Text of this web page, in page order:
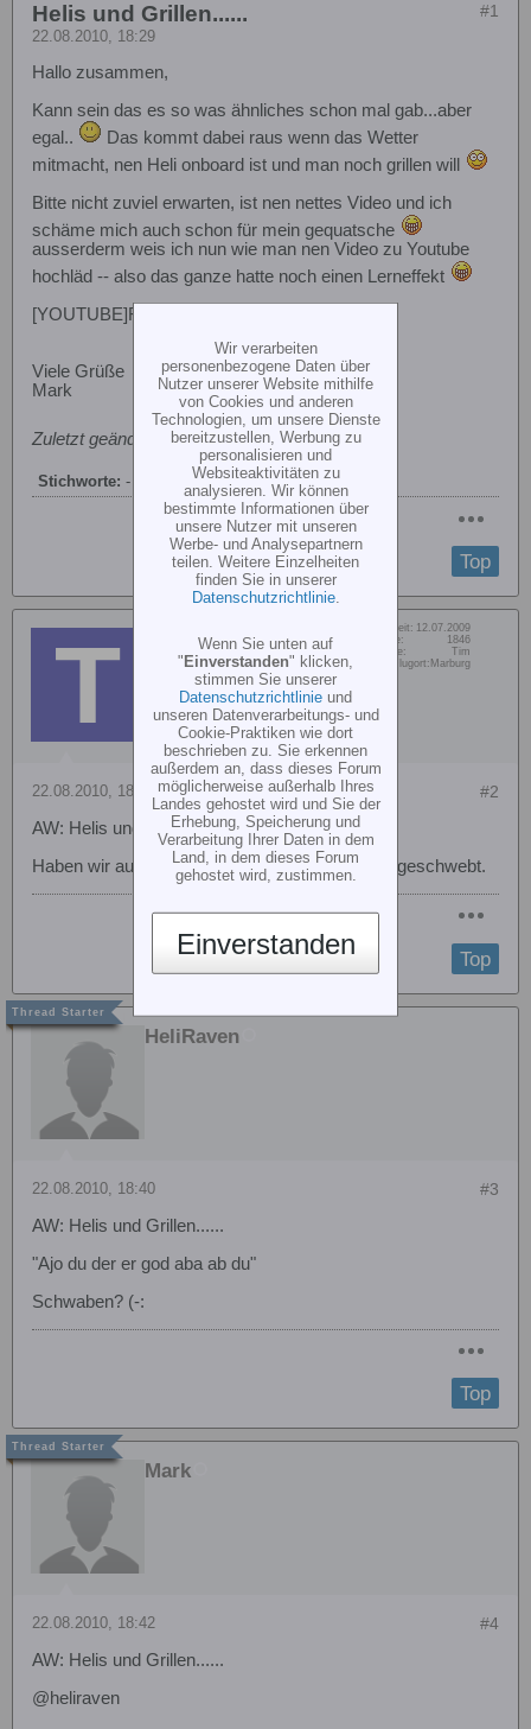
#1
Helis und Grillen......
22.08.2010, 18:29
Hallo zusammen,
Kann sein das es so was ähnliches schon mal gab...aber
egal..
Das kommt dabei raus wenn das Wetter
mitmacht, nen Heli onboard ist und man noch grillen will
Bitte nicht zuviel erwarten, ist nen nettes Video und ich
schäme mich auch schon für mein gequatsche
ausserderm weis ich nun wie man nen Video zu Youtube
hochläd -- also das ganze hatte noch einen Lerneffekt
[YOUTUBE]FBU1BUK-NQQ[/YOUTUBE]
Viele Grüße
Mark
Zuletzt geändert vonGast;22.08.2010, 18:36
Stichworte: -
Top
Tim V
PSG-Dynamics Teampilot
Dabei seit: 12.07.2009
Beiträge:
1846
Vorname:
Tim
Wohn/Flugort: Marburg
#2
22.08.2010, 18:37
AW: Helis und Grillen......
Haben wir auch schon gemacht einfach drüber geschwebt.
Top
HeliRaven
#3
22.08.2010, 18:40
AW: Helis und Grillen......
"Ajo du der er god aba ab du"
Schwaben? (-:
Top
Mark
#4
22.08.2010, 18:42
AW: Helis und Grillen......
@heliraven
Wir verarbeiten
personenbezogene Daten über
Nutzer unserer Website mithilfe
von Cookies und anderen
Technologien, um unsere Dienste
bereitzustellen, Werbung zu
personalisieren und
Websiteaktivitäten zu
analysieren. Wir können
bestimmte Informationen über
unsere Nutzer mit unseren
Werbe- und Analysepartnern
teilen. Weitere Einzelheiten
finden Sie in unserer
Datenschutzrichtlinie.
Wenn Sie unten auf
" Einverstanden" klicken,
stimmen Sie unserer
Datenschutzrichtlinie und
unseren Datenverarbeitungs- und
Cookie-Praktiken wie dort
beschrieben zu. Sie erkennen
außerdem an, dass dieses Forum
möglicherweise außerhalb Ihres
Landes gehostet wird und Sie der
Erhebung, Speicherung und
Verarbeitung Ihrer Daten in dem
Land, in dem dieses Forum
gehostet wird, zustimmen.
Einverstanden